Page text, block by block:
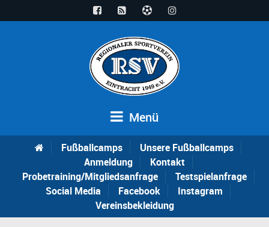
Menü
Fußballcamps
Unsere Fußballcamps
Anmeldung
Kontakt
Probetraining/Mitgliedsanfrage
Testspielanfrage
Social Media
Facebook
Instagram
Vereinsbekleidung